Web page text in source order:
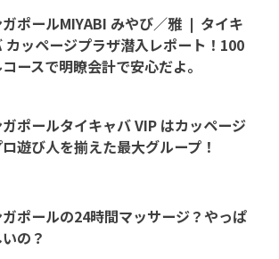
ポールMIYABI みやび／雅 ❘ タイキ
カッページプラザ潜入レポート！100
コースで明瞭会計で安心だよ。
ポールタイキャバ VIP はカッページ
遊び人を揃えた最大グループ！
ポールの24時間マッサージ？やっぱ
の？